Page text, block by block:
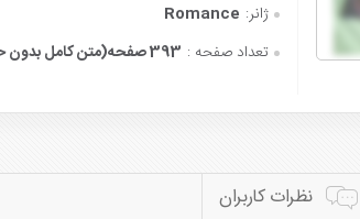
ژانر: Romance
تعداد صفحه : 393 صفحه(متن کامل بدون حذفیات)
نظرات کاربران